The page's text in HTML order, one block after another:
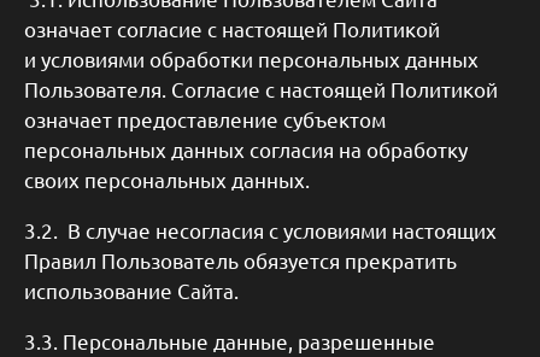
означает согласие с настоящей Политикой
и условиями обработки персональных данных
Пользователя. Согласие с настоящей Политикой
означает предоставление субъектом
персональных данных согласия на обработку
своих персональных данных.
3.2. В случае несогласия с условиями настоящих
Правил Пользователь обязуется прекратить
использование Сайта.
3.3. Персональные данные, разрешенные